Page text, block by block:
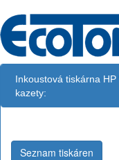
Inkoustová tiskárna HP
kazety:
Seznam tiskáren